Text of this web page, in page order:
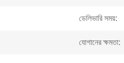
ডেলিভারি সময়:
যোগানের ক্ষমতা: